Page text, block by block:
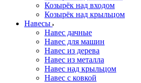
Козырёк над входом
Козырёк над крыльцом
Навесы
Навес дачные
Навес для машин
Навес из дерева
Навес из металла
Навес над крыльцом
Навес с ковкой